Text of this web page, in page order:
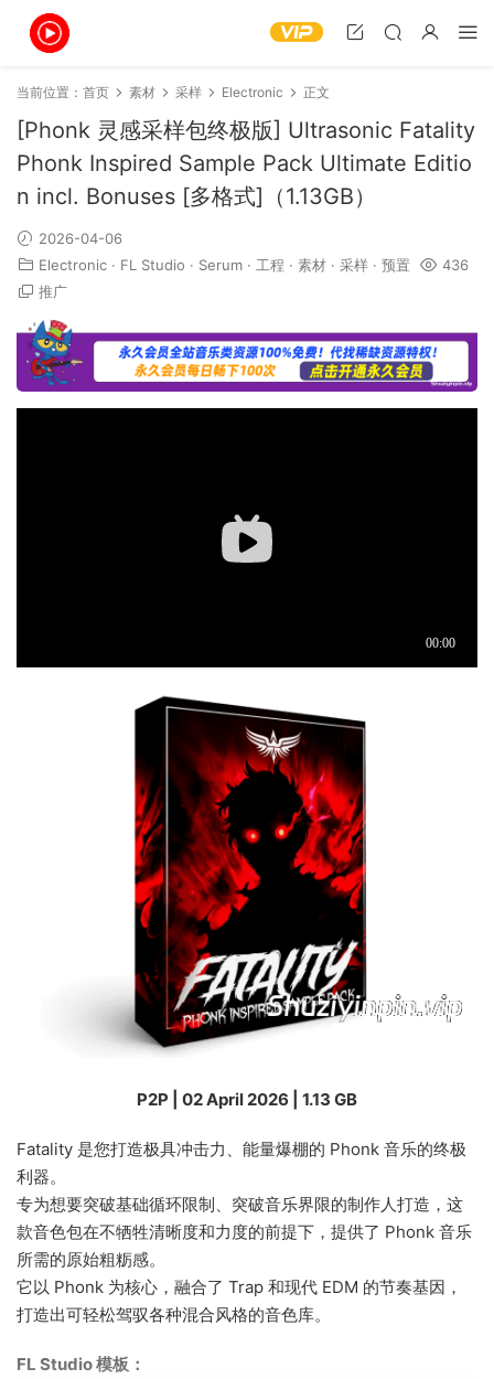
当前位置： 首页 素材 采样 Electronic 正文
[Phonk 灵感采样包终极版] Ultrasonic Fatality
Phonk Inspired Sample Pack Ultimate Editio
n incl. Bonuses [多格式]（1.13GB）
2026-04-06
Electronic · FL Studio · Serum · 工程 · 素材 · 采样 · 预置
436
推广
P2P | 02 April 2026 | 1.13 GB
Fatality 是您打造极具冲击力、能量爆棚的 Phonk 音乐的终极
利器。
专为想要突破基础循环限制、突破音乐界限的制作人打造，这
款音色包在不牺牲清晰度和力度的前提下，提供了 Phonk 音乐
所需的原始粗粝感。
它以 Phonk 为核心，融合了 Trap 和现代 EDM 的节奏基因，
打造出可轻松驾驭各种混合风格的音色库。
FL Studio 模板：